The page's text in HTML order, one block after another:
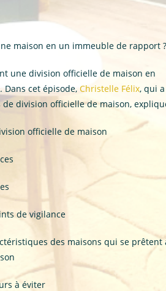
maison en un immeuble de rapport ?
une division officielle de maison en
Dans cet épisode,Christelle Félix, qui a
division officielle de maison,
officielle de maison
de vigilance
des maisons qui se prêtent
à éviter